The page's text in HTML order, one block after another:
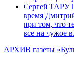
Сергей
время
при том, что
все на чужое
АРХИВ газеты